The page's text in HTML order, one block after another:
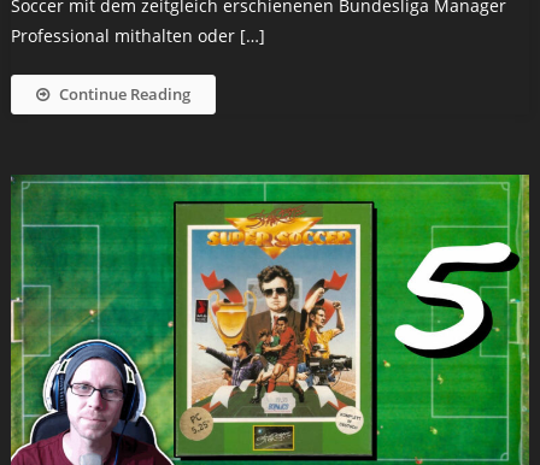
Soccer mit dem zeitgleich erschienenen Bundesliga Manager
Professional mithalten oder […]
Continue Reading